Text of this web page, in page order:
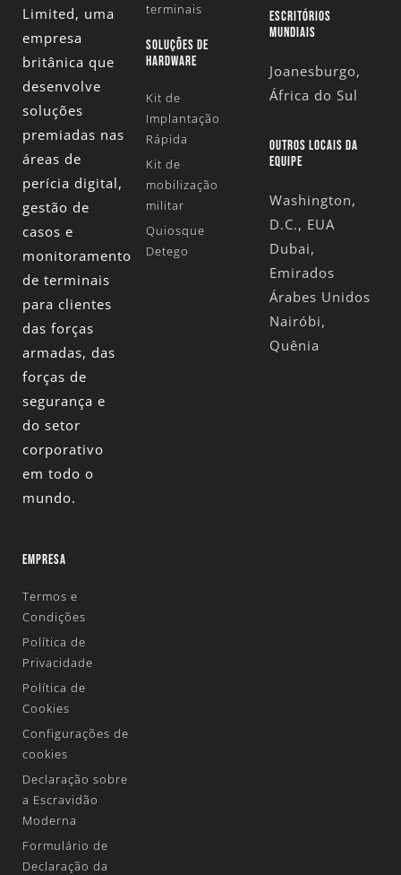
Limited, uma
empresa
britânica que
desenvolve
soluções
premiadas nas
áreas de
perícia digital,
gestão de
casos e
monitoramento
de terminais
para clientes
das forças
armadas, das
forças de
segurança e
do setor
corporativo
em todo o
mundo.
terminais
SOLUÇÕES DE
HARDWARE
Kit de
Implantação
Rápida
Kit de
mobilização
militar
Quiosque
Detego
ESCRITÓRIOS
MUNDIAIS
Joanesburgo,
África do Sul
OUTROS LOCAIS DA
EQUIPE
Washington,
D.C., EUA
Dubai,
Emirados
Árabes Unidos
Nairóbi,
Quênia
EMPRESA
Termos e
Condições
Política de
Privacidade
Política de
Cookies
Configurações de
cookies
Declaração sobre
a Escravidão
Moderna
Formulário de
Declaração da